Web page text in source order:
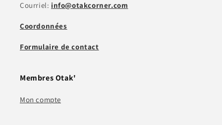
Courriel: info@otakcorner.com
Coordonnées
Formulaire de contact
Membres Otak'
Mon compte